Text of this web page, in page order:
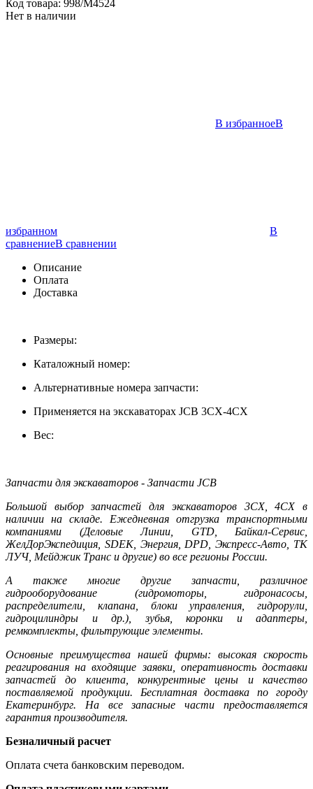
Код товара: 998/M4524
Нет в наличии
В избранноеВ
избранном
В
сравнениеВ сравнении
Описание
Оплата
Доставка
Размеры:
Каталожный номер:
Альтернативные номера запчасти:
Применяется на экскаваторах JCB 3CX-4CX
Вес:
Запчасти для экскаваторов - Запчасти JCB
Большой выбор запчастей для экскаваторов 3CX, 4CX в
наличии на складе. Ежедневная отгрузка транспортными
компаниями (Деловые Линии, GTD, Байкал-Сервис,
ЖелДорЭкспедиция, SDEK, Энергия, DPD, Экспресс-Авто, ТК
ЛУЧ, Мейджик Транс и другие) во все регионы России.
А также многие другие запчасти, различное
гидрооборудование (гидромоторы, гидронасосы,
распределители, клапана, блоки управления, гидрорули,
гидроцилиндры и др.), зубья, коронки и адаптеры,
ремкомплекты, фильтрующие элементы.
Основные преимущества нашей фирмы: высокая скорость
реагирования на входящие заявки, оперативность доставки
запчастей до клиента, конкурентные цены и качество
поставляемой продукции. Бесплатная доставка по городу
Екатеринбург. На все запасные части предоставляется
гарантия производителя.
Безналичный расчет
Оплата счета банковским переводом.